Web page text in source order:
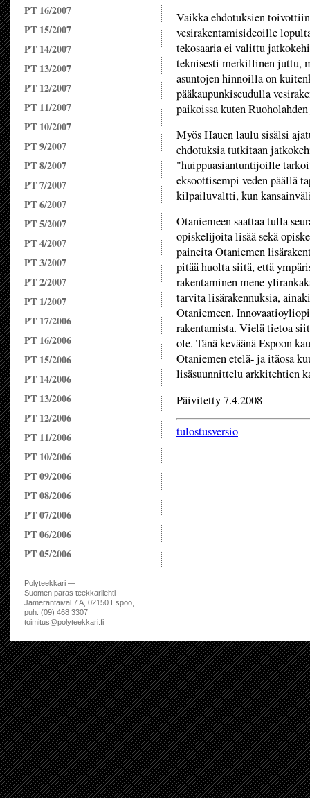
PT 16/2007
PT 15/2007
PT 14/2007
PT 13/2007
PT 12/2007
PT 11/2007
PT 10/2007
PT 9/2007
PT 8/2007
PT 7/2007
PT 6/2007
PT 5/2007
PT 4/2007
PT 3/2007
PT 2/2007
PT 1/2007
PT 17/2006
PT 16/2006
PT 15/2006
PT 14/2006
PT 13/2006
PT 12/2006
PT 11/2006
PT 10/2006
PT 09/2006
PT 08/2006
PT 07/2006
PT 06/2006
PT 05/2006
Vaikka ehdotuksien
vesirakentamisideoille
tekosaaria ei valittu
teknisesti merkillinen juttu,
asuntojen hinnoilla on
pääkaupunkiseudulla
paikoissa kuten
Myös Hauen laulu sisälsi
ehdotuksia tutkitaan
"huippuasiantuntijoille
eksoottisempi veden päällä
kilpailuvaltti, kun
Otaniemeen saattaa tulla
opiskelijoita lisää sekä
paineita Otaniemen
pitää huolta siitä, että
rakentaminen mene
tarvita lisärakennuksia,
Otaniemeen.
rakentamista. Vielä tietoa
ole. Tänä keväänä Espoon
Otaniemen etelä- ja itäosa
lisäsuunnittelu arkkitehtien
Päivitetty 7.4.2008
tulostusversio
Polyteekkari —
Suomen paras teekkarilehti
Jämeräntaival 7 A, 02150 Espoo,
puh. (09) 468 3307
toimitus@polyteekkari.fi